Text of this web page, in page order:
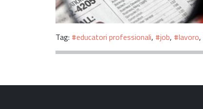
Tag: #educatori professionali, #job, #lavoro,